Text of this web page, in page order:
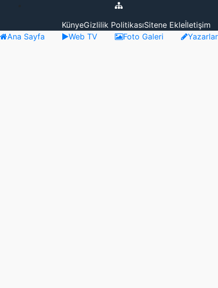
KünyeGizlilik PolitikasıSitene Ekleİletişim
Ana Sayfa
Web TV Foto Galeri Yazarlar